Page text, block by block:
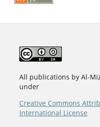
All publications by Al-
under
Creative Commons
International License